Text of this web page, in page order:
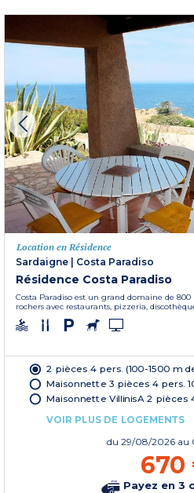
Location en Résidence
Sardaigne
Costa Paradiso
Résidence Costa Paradiso
Costa Paradiso est un grand domaine de
rochers avec restaurants, pizzeria,
2 pièces 4 pers. (100-1500 m
Maisonnette 3 pièces 4 pers.
Maisonnette VillinisA 2 pièces
VOIR PLUS DE LOGEMENTS
du 29/08/2026 au
670
Payez en 3